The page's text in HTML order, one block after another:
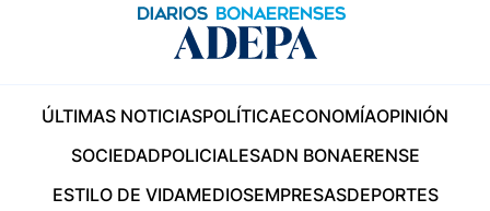
ÚLTIMAS NOTICIASPOLÍTICAECONOMÍAOPINIÓN
SOCIEDADPOLICIALESADN BONAERENSE
ESTILO DE VIDAMEDIOSEMPRESASDEPORTES